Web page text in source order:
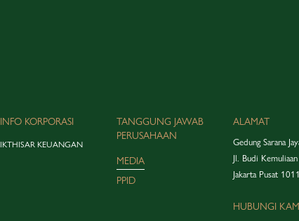
INFO KORPORASI
IKTHISAR KEUANGAN
TANGGUNG JAWAB
PERUSAHAAN
MEDIA
PPID
ALAMAT
Gedung Sarana
Jl. Budi
Jakarta Pusat
HUBUNGI